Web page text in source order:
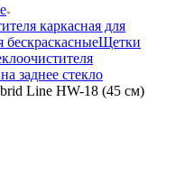
каркасная для
бескраскасныеЩетки
заднее стекло
Line HW-18 (45 см)